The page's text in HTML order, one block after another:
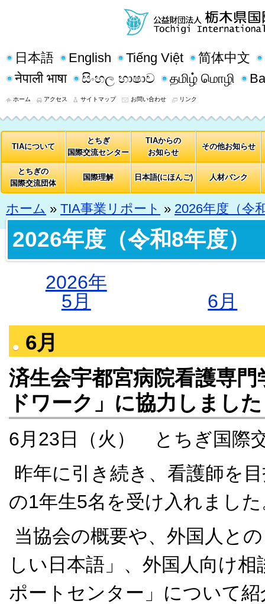
日本語 English Tiếng Việt
简体中文
नेपाली भाषा
සිංහල භාෂාව தமிழ் மொழி
ホーム アクセス サイトマップ お問い合わせ リンク
TIAについて
とちぎ
国際交流センター
TIAからの
お知らせ
その他お知らせ
とちぎの
国際交流団体
国際理解 日本語(にほんご) 人材バンク
ホーム » TIA事業リポート » 2026年度（令
2026年度（令和8年度）
2026年
5月
6月
6月
済生会宇都宮病院看護専
ドワーク」に協力しました
6月23日（火） とちぎ国際
昨年に引き続き、看護師を
の1年生5名を受け入れまし
当協会の概要や、外国人と
しい日本語」、外国人向け
ポートセンター」について